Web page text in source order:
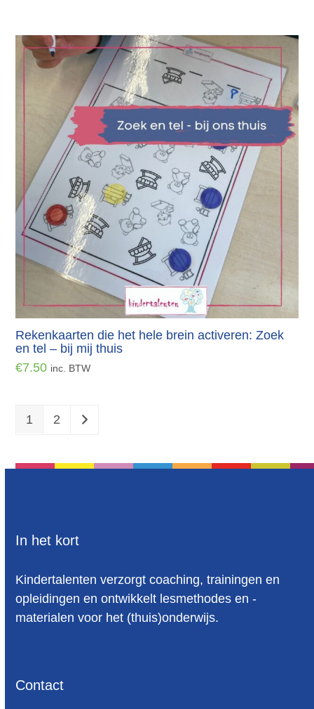
Rekenkaarten die het hele brein activeren: Zoek
en tel – bij mij thuis
€7.50 inc. BTW
1 2
In het kort
Kindertalenten verzorgt coaching, trainingen en
opleidingen en ontwikkelt lesmethodes en -
materialen voor het (thuis)onderwijs.
Contact